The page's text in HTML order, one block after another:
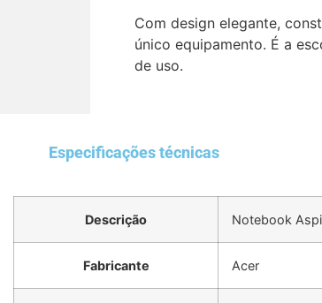
Com design elegante,
único equipamento. É a
de uso.
Especificações técnicas
Descrição Notebook
Fabricante Acer